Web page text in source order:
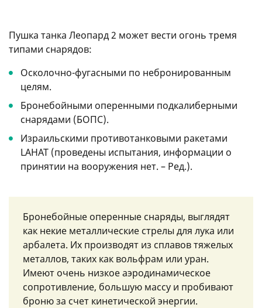
Пушка танка Леопард 2 может вести огонь тремя
типами снарядов:
Осколочно-фугасными по небронированным
целям.
Бронебойными оперенными подкалиберными
снарядами (БОПС).
Израильскими противотанковыми ракетами
LAHAT (проведены испытания, информации о
принятии на вооружения нет. – Ред.).
Бронебойные оперенные снаряды, выглядят
как некие металлические стрелы для лука или
арбалета. Их производят из сплавов тяжелых
металлов, таких как вольфрам или уран.
Имеют очень низкое аэродинамическое
сопротивление, большую массу и пробивают
броню за счет кинетической энергии.